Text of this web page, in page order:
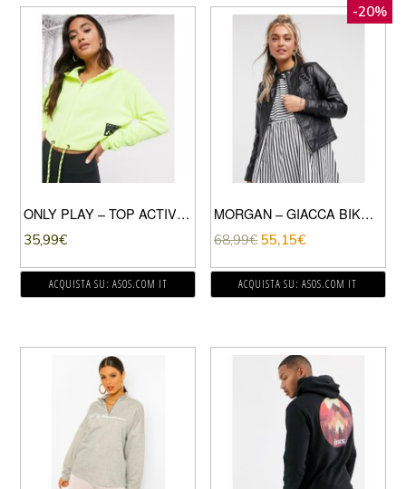
ONLY PLAY – TOP ACTIVEWEAR GIALLO FLUO CON CAPPUCCIO E CERNIERA LAMPO
35,99€
ACQUISTA SU: ASOS.COM IT
-20%
MORGAN – GIACCA BIKER NERA CON ZIP E VOLANT SUL RETRO-NERO
68,99€ 55,15€
ACQUISTA SU: ASOS.COM IT